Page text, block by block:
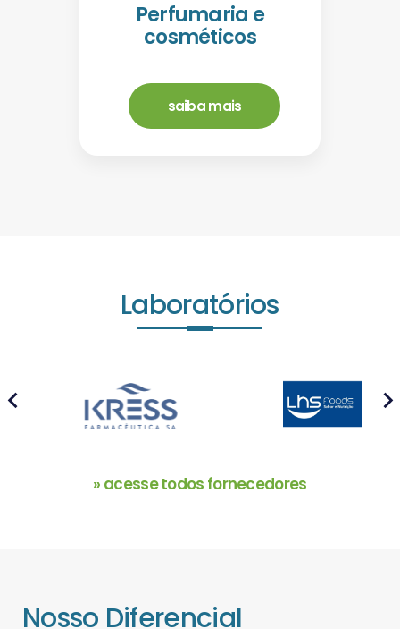
Perfumaria e
cosméticos
saiba mais
Laboratórios
prev next
» acesse todos fornecedores
Nosso Diferencial